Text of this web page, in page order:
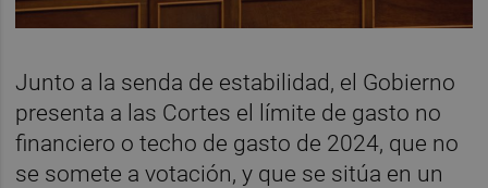
Junto a la senda de estabilidad, el Gobierno
presenta a las Cortes el límite de gasto no
financiero o techo de gasto de 2024, que no
se somete a votación, y que se sitúa en un